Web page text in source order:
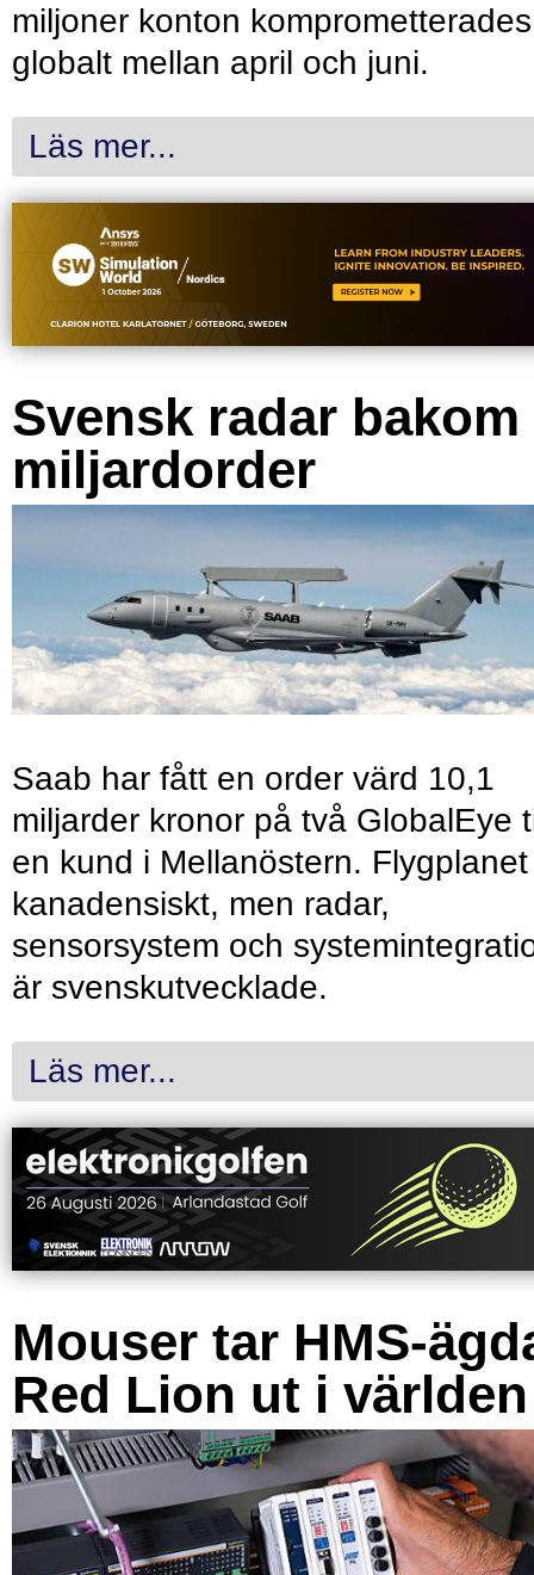
miljoner konton komprometterades
globalt mellan april och juni.
Läs mer...
Svensk radar bakom
miljardorder
Saab har fått en order värd 10,1
miljarder kronor på två GlobalEye
en kund i Mellanöstern.
kanadensiskt, men radar,
sensorsystem och
är svenskutvecklade.
Läs mer...
Mouser tar HMS-
Red Lion ut i världen